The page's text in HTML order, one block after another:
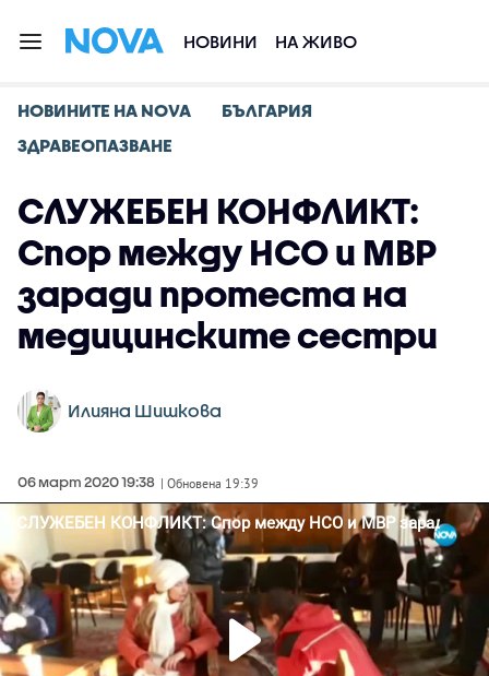
НОВИНИ НА ЖИВО
НОВИНИТЕ НА NOVA
БЪЛГАРИЯ
ЗДРАВЕОПАЗВАНЕ
СЛУЖЕБЕН КОНФЛИКТ:
Спор между НСО и МВР
заради протеста на
медицинските сестри
Илияна Шишкова
06 март 2020 19:38 | Обновена 19:39